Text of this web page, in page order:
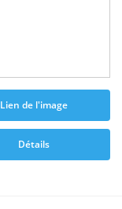
Lien de l'image
Détails